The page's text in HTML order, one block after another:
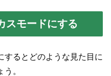
スモードにする
するとどのような見た目に
。